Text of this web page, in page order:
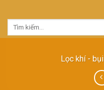
Tìm
Lọc khí - bụi